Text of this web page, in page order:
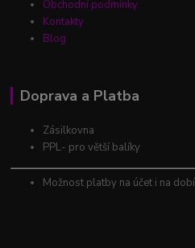
Obchodní podmínky
Kontakty
Blog
Doprava a Platba
Zásilkovna
PPL- pro větší balíky
Možnost platby na účet i na